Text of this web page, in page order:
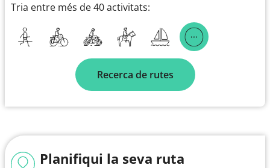
Tria entre més de 40 activitats:
Recerca de rutes
Planifiqui la seva ruta